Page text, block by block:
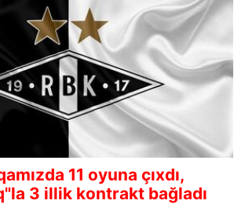
11 oyuna çıxdı,
3 illik kontrakt bağladı